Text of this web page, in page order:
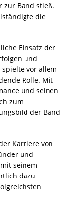
zur Band stieß.
die
Einsatz der
und
spielte vor allem
Rolle. Mit
und seinen
zum
der Band
Karriere von
und
seinem
dazu